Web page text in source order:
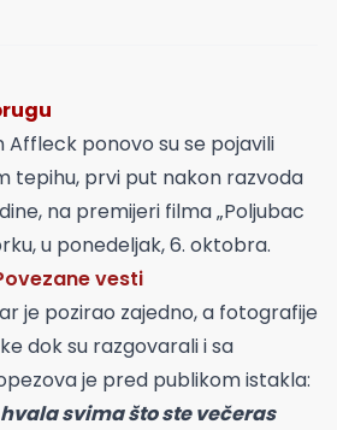
Affleck ponovo su se pojavili
tepihu, prvi put nakon razvoda
na premijeri filma „Poljubac
u ponedeljak, 6. oktobra.
vesti
je pozirao zajedno, a fotografije
dok su razgovarali i sa
je pred publikom istakla:
svima što ste večeras